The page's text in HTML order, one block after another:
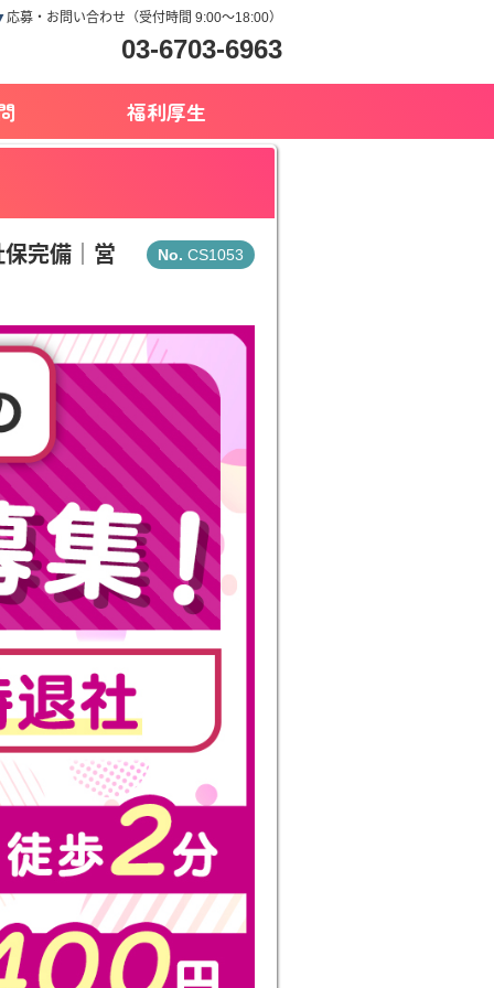
応募・お問い合わせ（受付時間 9:00～18:00）
03-6703-6963
福利厚生
CS1053
完備｜営